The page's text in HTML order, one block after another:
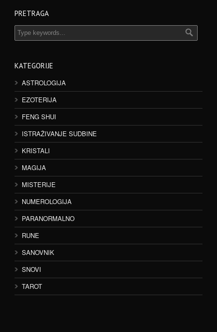
PRETRAGA
KATEGORIJE
ASTROLOGIJA
EZOTERIJA
FENG SHUI
ISTRAŽIVANJE SUDBINE
KRISTALI
MAGIJA
MISTERIJE
NUMEROLOGIJA
PARANORMALNO
RUNE
SANOVNIK
SNOVI
TAROT